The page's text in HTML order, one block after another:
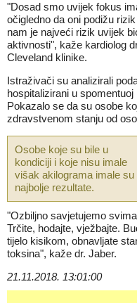
"Dosad smo uvijek fokus
očigledno da oni podižu
nam je najveći rizik uvijek
aktivnosti", kaže kardiolog
Cleveland klinike.
Istraživači su analizirali
hospitalizirani u
Pokazalo se da su osobe
zdravstvenom stanju od
Osobe koje su bile u
kondiciji i koje nisu imale
višak akilograma imale su
najbolje rezultate.
"Ozbiljno savjetujemo
Trčite, hodajte, vježbajte.
tijelo kisikom, obnavljate
toksina", kaže dr. Jaber.
21.11.2018. 13:01:00